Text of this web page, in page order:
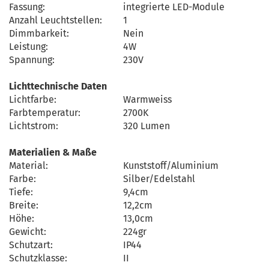
Fassung:
integrierte LED-Module
Anzahl Leuchtstellen:
1
Dimmbarkeit:
Nein
Leistung:
4W
Spannung:
230V
Lichttechnische Daten
Lichtfarbe:
Warmweiss
Farbtemperatur:
2700K
Lichtstrom:
320 Lumen
Materialien & Maße
Material:
Kunststoff/Aluminium
Farbe:
Silber/Edelstahl
Tiefe:
9,4cm
Breite:
12,2cm
Höhe:
13,0cm
Gewicht:
224gr
Schutzart:
IP44
Schutzklasse:
II